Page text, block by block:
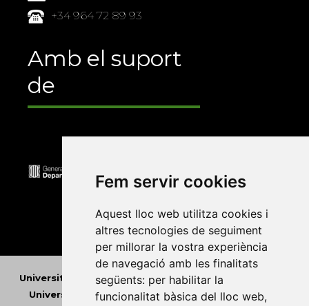
Fem servir cookies
Aquest lloc web utilitza cookies i
altres tecnologies de seguiment
per millorar la vostra experiència
de navegació amb les finalitats
següents: per habilitar la
funcionalitat bàsica del lloc web,
+34 964 72 89 93
Amb el suport
de
Universitat Abat Oliba CEU•Universitat d'Alacant
Universitat d'Andorra•Universitat Autònoma de